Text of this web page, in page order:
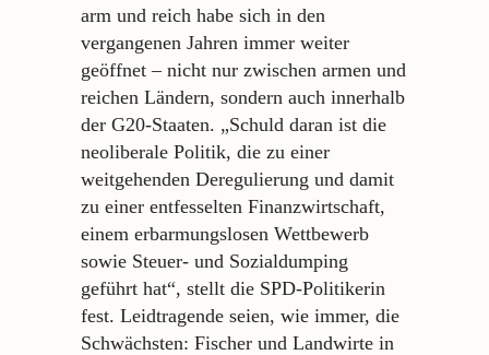
arm und reich habe sich in den
vergangenen Jahren immer weiter
geöffnet – nicht nur zwischen armen und
reichen Ländern, sondern auch innerhalb
der G20-Staaten. „Schuld daran ist die
neoliberale Politik, die zu einer
weitgehenden Deregulierung und damit
zu einer entfesselten Finanzwirtschaft,
einem erbarmungslosen Wettbewerb
sowie Steuer- und Sozialdumping
geführt hat“, stellt die SPD-Politikerin
fest. Leidtragende seien, wie immer, die
Schwächsten: Fischer und Landwirte in